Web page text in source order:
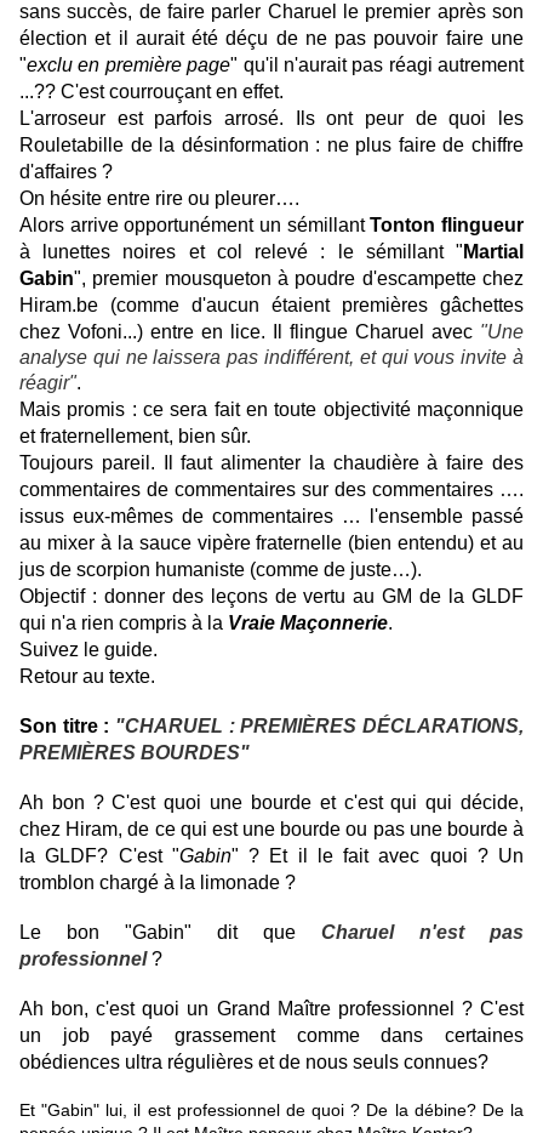
sans succès, de faire parler Charuel le premier après son
élection et il aurait été déçu de ne pas pouvoir faire une
"exclu en première page" qu'il n'aurait pas réagi autrement
...?? C'est courrouçant en effet.
L'arroseur est parfois arrosé. Ils ont peur de quoi les
Rouletabille de la désinformation : ne plus faire de chiffre
d'affaires ?
On hésite entre rire ou pleurer….
Alors arrive opportunément un sémillantTonton flingueur
à lunettes noires et col relevé : le sémillant " Martial
Gabin", premier mousqueton à poudre d'escampette chez
Hiram.be (comme d'aucun étaient premières gâchettes
chez Vofoni...) entre en lice. Il flingue Charuel avec "Une
analyse qui ne laissera pas indifférent, et qui vous invite à
réagir".
Mais promis : ce sera fait en toute objectivité maçonnique
et fraternellement, bien sûr.
Toujours pareil. Il faut alimenter la chaudière à faire des
commentaires de commentaires sur des commentaires ….
issus eux-mêmes de commentaires … l'ensemble passé
au mixer à la sauce vipère fraternelle (bien entendu) et au
jus de scorpion humaniste (comme de juste…).
Objectif : donner des leçons de vertu au GM de la GLDF
qui n'a rien compris à la Vraie Maçonnerie.
Suivez le guide.
Retour au texte.
Son titre : "CHARUEL : PREMIÈRES DÉCLARATIONS,
PREMIÈRES BOURDES"
Ah bon ? C'est quoi une bourde et c'est qui qui décide,
chez Hiram, de ce qui est une bourde ou pas une bourde à
la GLDF? C'est "Gabin" ? Et il le fait avec quoi ? Un
tromblon chargé à la limonade ?
Le bon "Gabin" dit que Charuel n'est pas
professionnel?
Ah bon, c'est quoi un Grand Maître professionnel ? C'est
un job payé grassement comme dans certaines
obédiences ultra régulières et de nous seuls connues?
Et "Gabin" lui, il est professionnel de quoi ? De la débine? De la